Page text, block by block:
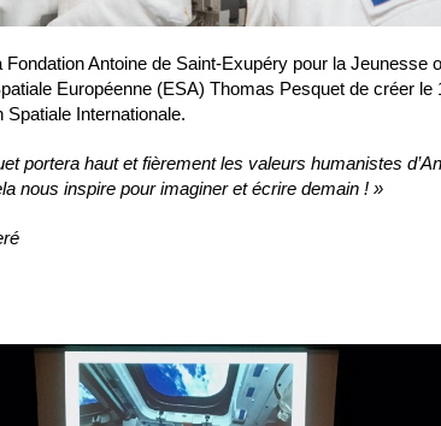
Fondation Antoine de Saint-Exupéry pour la Jeunesse
Européenne (ESA) Thomas Pesquet de créer le
Spatiale Internationale.
portera haut et fièrement les valeurs humanistes
nous inspire pour imaginer et écrire demain ! »